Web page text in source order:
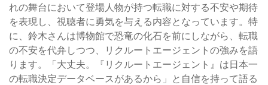
れの舞台において登場人物が持つ転職に対する不安や期待
を表現し、視聴者に勇気を与える内容となっています。特
に、鈴木さんは博物館で恐竜の化石を前にしながら、転職
の不安を代弁しつつ、リクルートエージェントの強みを語
ります。「大丈夫。『リクルートエージェント』は日本一
の転職決定データベースがあるから」と自信を持って語る